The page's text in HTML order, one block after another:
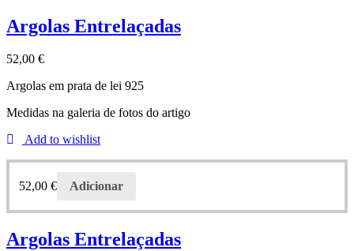
Argolas Entrelaçadas
52,00 €
Argolas em prata de lei 925
Medidas na galeria de fotos do artigo
Add to wishlist
52,00 € Adicionar
Argolas Entrelaçadas